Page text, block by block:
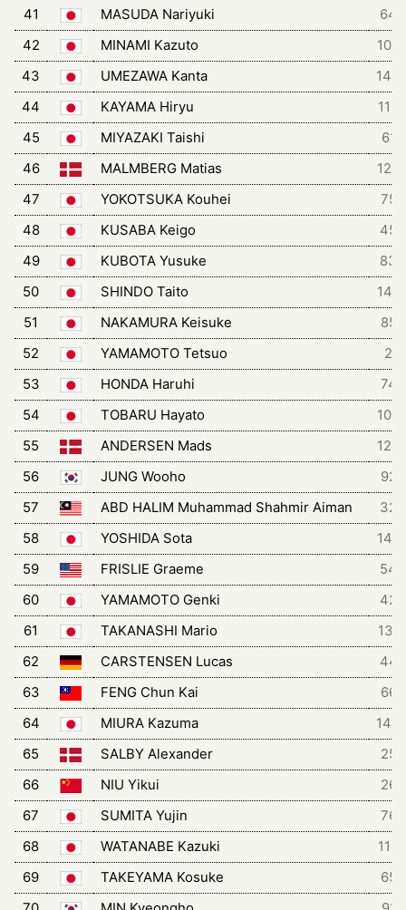
41 MASUDA Nariyuki
64
42
MINAMI Kazuto
106
43
UMEZAWA Kanta
143
44
KAYAMA Hiryu
112
45
MIYAZAKI Taishi
61
46
MALMBERG Matias
126
47
YOKOTSUKA Kouhei
75
48
KUSABA Keigo
45
49
KUBOTA Yusuke
83
50
SHINDO Taito
145
51
NAKAMURA Keisuke
85
52
YAMAMOTO Tetsuo
2
53
HONDA Haruhi
74
54
TOBARU Hayato
104
55
ANDERSEN Mads
124
56
JUNG Wooho
92
57
ABD HALIM Muhammad Shahmir Aiman
32
58
YOSHIDA Sota
146
59
FRISLIE Graeme
54
60
YAMAMOTO Genki
42
61
TAKANASHI Mario
131
62
CARSTENSEN Lucas
44
63
FENG Chun Kai
66
64
MIURA Kazuma
144
65
SALBY Alexander
25
66
NIU Yikui
26
67
SUMITA Yujin
76
68
WATANABE Kazuki
116
69
TAKEYAMA Kosuke
65